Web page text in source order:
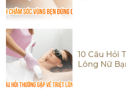
10 Câu Hỏi
Lông Nữ